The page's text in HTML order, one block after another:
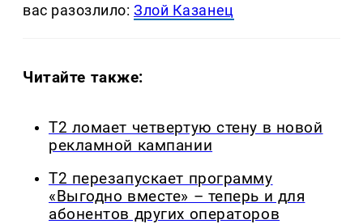
вас разозлило:Злой Казанец
Читайте также:
Т2 ломает четвертую стену в новой
рекламной кампании
Т2 перезапускает программу
«Выгодно вместе» – теперь и для
абонентов других операторов